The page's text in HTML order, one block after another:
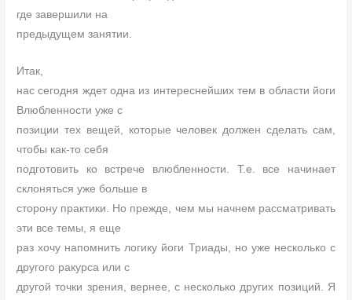
где завершили на
предыдущем занятии.
Итак,
нас сегодня ждет одна из интереснейших тем в области йоги
Влюбленности уже с
позиции тех вещей, которые человек должен сделать сам,
чтобы как-то себя
подготовить ко встрече влюбленности. Т.е. все начинает
склоняться уже больше в
сторону практики. Но прежде, чем мы начнем рассматривать
эти все темы, я еще
раз хочу напомнить логику йоги Триады, но уже несколько с
другого ракурса или с
другой точки зрения, вернее, с несколько других позиций. Я